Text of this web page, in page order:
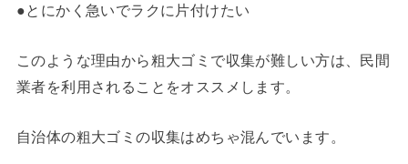
●とにかく急いでラクに片付けたい
このような理由から粗大ゴミで収集が難しい方は、民間
業者を利用されることをオススメします。
自治体の粗大ゴミの収集はめちゃ混んでいます。